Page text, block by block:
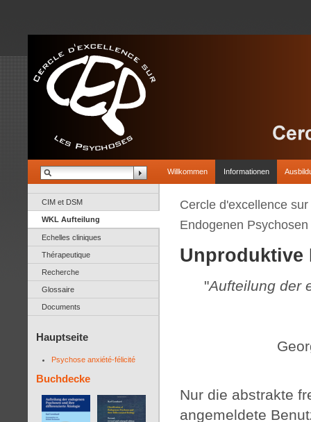
Willkommen Informationen
CIM et DSM
WKL Aufteilung
Echelles cliniques
Thérapeutique
Recherche
Glossaire
Documents
Hauptseite
Psychose anxiété-félicité
Buchdecke
Cercle d'excellence
Endogenen Psychosen
Unproduktive
"Aufteilung der
Nur die abstrakte
angemeldete